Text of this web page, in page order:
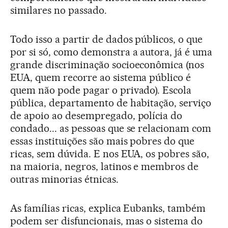
similares no passado.
Todo isso a partir de dados públicos, o que
por si só, como demonstra a autora, já é uma
grande discriminação socioeconômica (nos
EUA, quem recorre ao sistema público é
quem não pode pagar o privado). Escola
pública, departamento de habitação, serviço
de apoio ao desempregado, polícia do
condado... as pessoas que se relacionam com
essas instituições são mais pobres do que
ricas, sem dúvida. E nos EUA, os pobres são,
na maioria, negros, latinos e membros de
outras minorias étnicas.
As famílias ricas, explica Eubanks, também
podem ser disfuncionais, mas o sistema do